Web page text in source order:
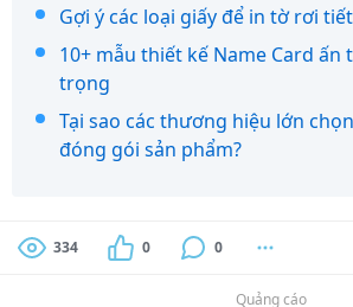
Gợi ý các loại giấy để in tờ rơi
10+ mẫu thiết kế Name Card ấn
trọng
Tại sao các thương hiệu lớn
đóng gói sản phẩm?
334 0 0
Quảng cáo